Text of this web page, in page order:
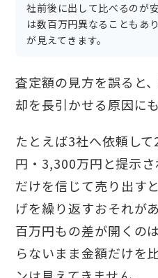
社前後に出して比べるのが
は数百万円異なることもあ
が見えてきます。
査定額の見方を誤ると
却を長引かせる原因に
たとえば3社へ依頼し
円・3,300万円と提示
だけを信じて売り出す
げを繰り返すおそれが
百万円もの差が開くの
らないまま金額だけを